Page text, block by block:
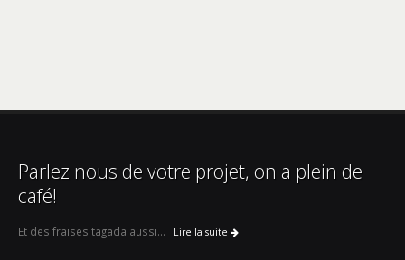
Parlez nous de votre projet, on a plein de
café!
Et des fraises tagada aussi... Lire la suite